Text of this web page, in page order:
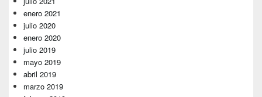
enero 2021
julio 2020
enero 2020
julio 2019
mayo 2019
abril 2019
marzo 2019